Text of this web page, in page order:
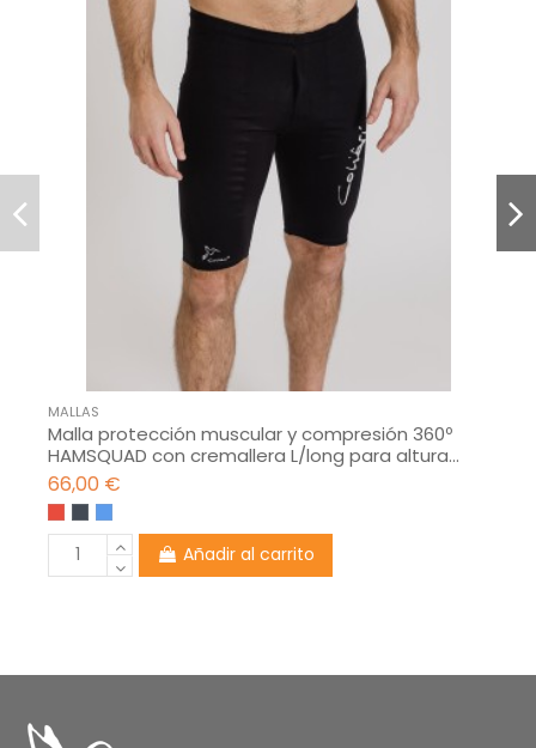
MALLAS
Malla protección muscular y compresión 360º
HAMSQUAD con cremallera L/long para altura...
66,00 €
Añadir al carrito